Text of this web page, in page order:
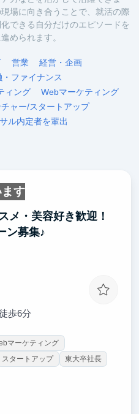
場に向き合うことで、就活の際
できる自分だけのエピソードを
められます。
営業
経営・企画
・ファイナンス
ィング
Webマーケティング
ャー/スタートアップ
ル内定者を輩出
す
メ・美容好き歓迎！
ン募集♪
歩6分
マーケティング
スタートアップ
東大卒社長